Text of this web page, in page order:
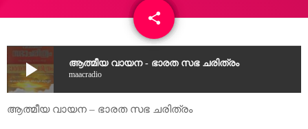
share
email
play_arrow ആത്മീയ വായന - ഭാരത സഭ ചരിത്രം
maacradio
ആത്മീയ വായന – ഭാരത സഭ ചരിത്രം